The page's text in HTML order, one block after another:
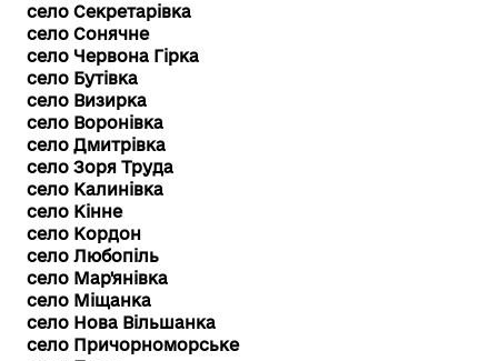
село Секретарівка
село Сонячне
село Червона Гірка
село Бутівка
село Визирка
село Воронівка
село Дмитрівка
село Зоря Труда
село Калинівка
село Кінне
село Кордон
село Любопіль
село Мар'янівка
село Міщанка
село Нова Вільшанка
село Причорноморське